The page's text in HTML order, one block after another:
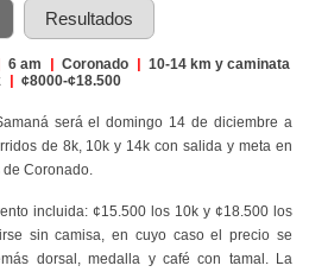
Resultados
6 am | Coronado | 10-14 km y caminata
| ¢8000-¢18.500
será el domingo 14 de diciembre a
de 8k, 10k y 14k con salida y meta en
Coronado.
incluida: ¢15.500 los 10k y ¢18.500 los
sin camisa, en cuyo caso el precio se
dorsal, medalla y café con tamal. La